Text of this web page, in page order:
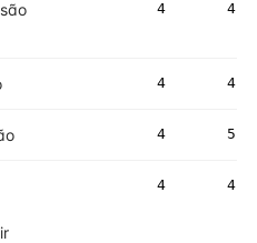
4 4
4 4
4 5
4 4